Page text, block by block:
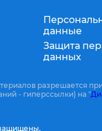
данные
Защита
данных
разрешается
- гиперссылки) на "